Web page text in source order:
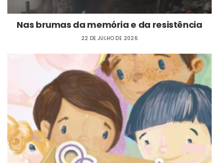
Nas brumas da memória e da resistência
22 DE JULHO DE 2026